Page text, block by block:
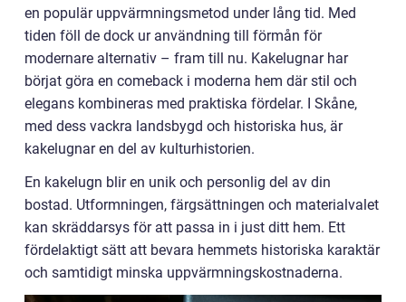
en populär uppvärmningsmetod under lång tid. Med
tiden föll de dock ur användning till förmån för
modernare alternativ – fram till nu. Kakelugnar har
börjat göra en comeback i moderna hem där stil och
elegans kombineras med praktiska fördelar. I Skåne,
med dess vackra landsbygd och historiska hus, är
kakelugnar en del av kulturhistorien.
En kakelugn blir en unik och personlig del av din
bostad. Utformningen, färgsättningen och materialvalet
kan skräddarsys för att passa in i just ditt hem. Ett
fördelaktigt sätt att bevara hemmets historiska karaktär
och samtidigt minska uppvärmningskostnaderna.